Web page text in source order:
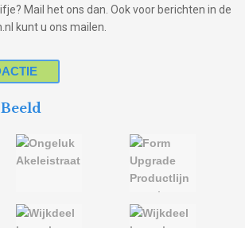
Mail het ons dan. Ook voor berichten in de
kunt u ons mailen.